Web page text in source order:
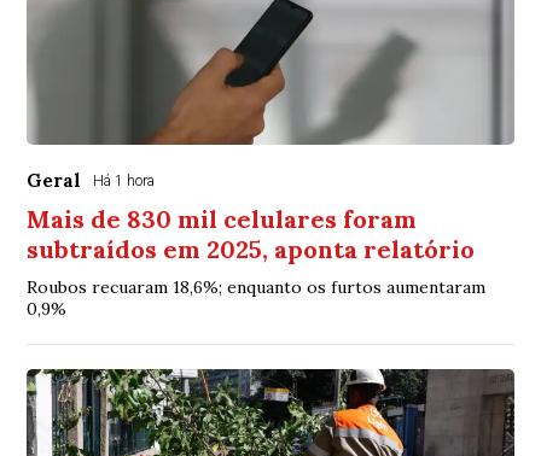
Geral Há 1 hora
Mais de 830 mil celulares foram
subtraídos em 2025, aponta relatório
Roubos recuaram 18,6%; enquanto os furtos aumentaram
0,9%